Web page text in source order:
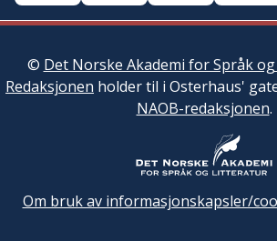
© Det Norske Akademi for Språk
Redaksjonen holder til i Osterhaus'
NAOB-redaksjonen.
Om bruk av informasjonskapsler/